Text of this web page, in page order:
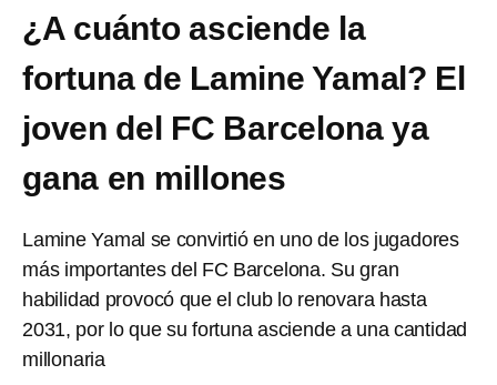
¿A cuánto asciende la
fortuna de Lamine Yamal? El
joven del FC Barcelona ya
gana en millones
Lamine Yamal se convirtió en uno de los jugadores
más importantes del FC Barcelona. Su gran
habilidad provocó que el club lo renovara hasta
2031, por lo que su fortuna asciende a una cantidad
millonaria